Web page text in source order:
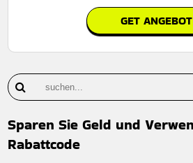
GET ANGEBOT
Sparen Sie Geld und
Rabattcode